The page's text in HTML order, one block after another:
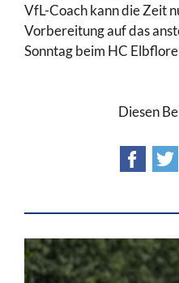
VfL-Coach kann die Zeit
Vorbereitung auf das
Sonntag beim HC
Diesen